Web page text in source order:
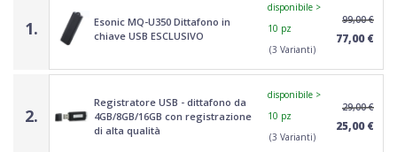
1.
Esonic MQ-U350 Dittafono in
chiave USB ESCLUSIVO
disponibile >
10 pz
(3 Varianti)
99,00 €
77,00 €
2.
Registratore USB - dittafono da
4GB/8GB/16GB con registrazione
di alta qualità
disponibile >
10 pz
(3 Varianti)
29,00 €
25,00 €